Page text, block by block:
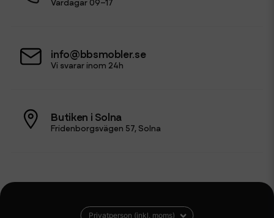
info@bbsmobler.se
Vi svarar inom 24h
Butiken i Solna
Fridenborgsvägen 57, Solna